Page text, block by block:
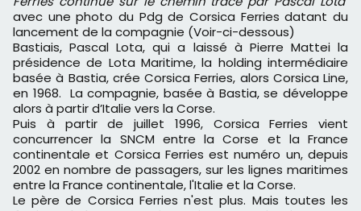
avec une photo du Pdg de Corsica Ferries datant du
lancement de la compagnie (Voir-ci-dessous)
Bastiais, Pascal Lota, qui a laissé à Pierre Mattei la
présidence de Lota Maritime, la holding intermédiaire
basée à Bastia, crée Corsica Ferries, alors Corsica Line,
en 1968. La compagnie, basée à Bastia, se développe
alors à partir d’Italie vers la Corse.
Puis à partir de juillet 1996, Corsica Ferries vient
concurrencer la SNCM entre la Corse et la France
continentale et Corsica Ferries est numéro un, depuis
2002 en nombre de passagers, sur les lignes maritimes
entre la France continentale, l'Italie et la Corse.
Le père de Corsica Ferries n'est plus. Mais toutes les